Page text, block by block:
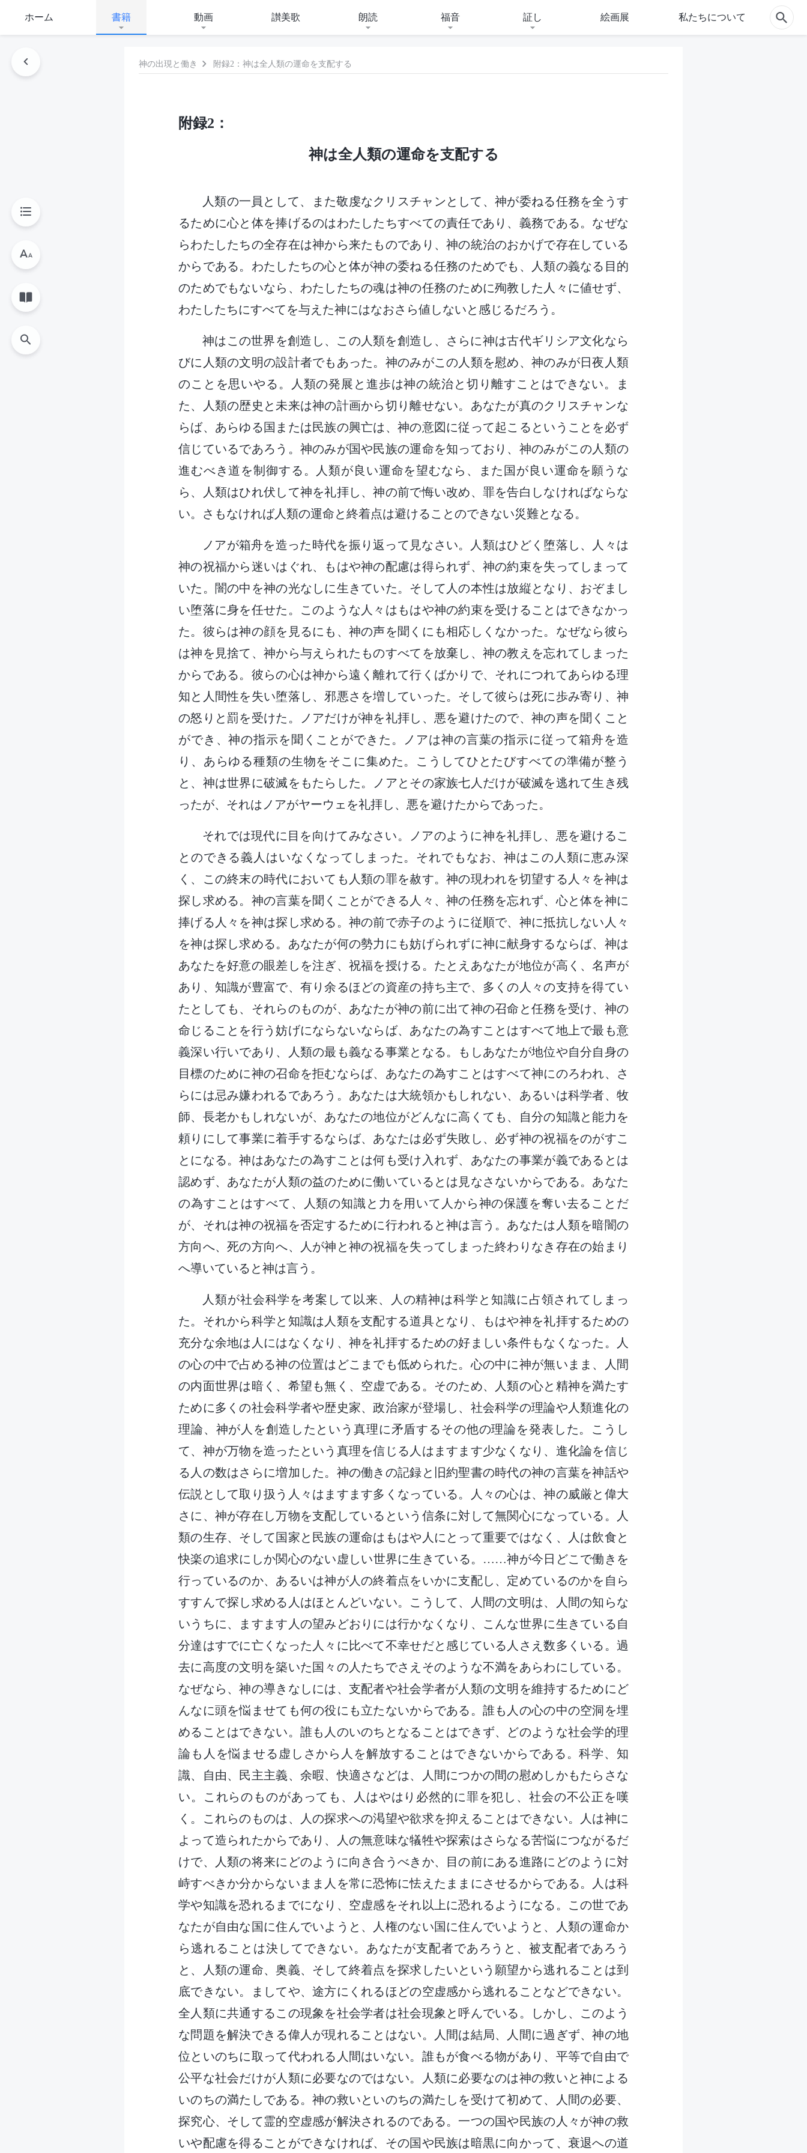
ホーム 書籍 動画 讃美歌 朗読 福音 証し 絵画展 私たちについて
神の出現と働き 附録2：神は全人類の運命を支配する
附録2：
神は全人類の運命を支配する
人類の一員として、また敬虔なクリスチャンとして、神が委ねる任務を全うす
るために心と体を捧げるのはわたしたちすべての責任であり、義務である。なぜな
らわたしたちの全存在は神から来たものであり、神の統治のおかげで存在している
からである。わたしたちの心と体が神の委ねる任務のためでも、人類の義なる目的
のためでもないなら、わたしたちの魂は神の任務のために殉教した人々に値せず、
わたしたちにすべてを与えた神にはなおさら値しないと感じるだろう。
神はこの世界を創造し、この人類を創造し、さらに神は古代ギリシア文化なら
びに人類の文明の設計者でもあった。神のみがこの人類を慰め、神のみが日夜人類
のことを思いやる。人類の発展と進歩は神の統治と切り離すことはできない。ま
た、人類の歴史と未来は神の計画から切り離せない。あなたが真のクリスチャンな
らば、あらゆる国または民族の興亡は、神の意図に従って起こるということを必ず
信じているであろう。神のみが国や民族の運命を知っており、神のみがこの人類の
進むべき道を制御する。人類が良い運命を望むなら、また国が良い運命を願うな
ら、人類はひれ伏して神を礼拝し、神の前で悔い改め、罪を告白しなければならな
い。さもなければ人類の運命と終着点は避けることのできない災難となる。
ノアが箱舟を造った時代を振り返って見なさい。人類はひどく堕落し、人々は
神の祝福から迷いはぐれ、もはや神の配慮は得られず、神の約束を失ってしまって
いた。闇の中を神の光なしに生きていた。そして人の本性は放縦となり、おぞまし
い堕落に身を任せた。このような人々はもはや神の約束を受けることはできなかっ
た。彼らは神の顔を見るにも、神の声を聞くにも相応しくなかった。なぜなら彼ら
は神を見捨て、神から与えられたものすべてを放棄し、神の教えを忘れてしまった
からである。彼らの心は神から遠く離れて行くばかりで、それにつれてあらゆる理
知と人間性を失い堕落し、邪悪さを増していった。そして彼らは死に歩み寄り、神
の怒りと罰を受けた。ノアだけが神を礼拝し、悪を避けたので、神の声を聞くこと
ができ、神の指示を聞くことができた。ノアは神の言葉の指示に従って箱舟を造
り、あらゆる種類の生物をそこに集めた。こうしてひとたびすべての準備が整う
と、神は世界に破滅をもたらした。ノアとその家族七人だけが破滅を逃れて生き残
ったが、それはノアがヤーウェを礼拝し、悪を避けたからであった。
それでは現代に目を向けてみなさい。ノアのように神を礼拝し、悪を避けるこ
とのできる義人はいなくなってしまった。それでもなお、神はこの人類に恵み深
く、この終末の時代においても人類の罪を赦す。神の現われを切望する人々を神は
探し求める。神の言葉を聞くことができる人々、神の任務を忘れず、心と体を神に
捧げる人々を神は探し求める。神の前で赤子のように従順で、神に抵抗しない人々
を神は探し求める。あなたが何の勢力にも妨げられずに神に献身するならば、神は
あなたを好意の眼差しを注ぎ、祝福を授ける。たとえあなたが地位が高く、名声が
あり、知識が豊富で、有り余るほどの資産の持ち主で、多くの人々の支持を得てい
たとしても、それらのものが、あなたが神の前に出て神の召命と任務を受け、神の
命じることを行う妨げにならないならば、あなたの為すことはすべて地上で最も意
義深い行いであり、人類の最も義なる事業となる。もしあなたが地位や自分自身の
目標のために神の召命を拒むならば、あなたの為すことはすべて神にのろわれ、さ
らには忌み嫌われるであろう。あなたは大統領かもしれない、あるいは科学者、牧
師、長老かもしれないが、あなたの地位がどんなに高くても、自分の知識と能力を
頼りにして事業に着手するならば、あなたは必ず失敗し、必ず神の祝福をのがすこ
とになる。神はあなたの為すことは何も受け入れず、あなたの事業が義であるとは
認めず、あなたが人類の益のために働いているとは見なさないからである。あなた
の為すことはすべて、人類の知識と力を用いて人から神の保護を奪い去ることだ
が、それは神の祝福を否定するために行われると神は言う。あなたは人類を暗闇の
方向へ、死の方向へ、人が神と神の祝福を失ってしまった終わりなき存在の始まり
へ導いていると神は言う。
人類が社会科学を考案して以来、人の精神は科学と知識に占領されてしまっ
た。それから科学と知識は人類を支配する道具となり、もはや神を礼拝するための
充分な余地は人にはなくなり、神を礼拝するための好ましい条件もなくなった。人
の心の中で占める神の位置はどこまでも低められた。心の中に神が無いまま、人間
の内面世界は暗く、希望も無く、空虚である。そのため、人類の心と精神を満たす
ために多くの社会科学者や歴史家、政治家が登場し、社会科学の理論や人類進化の
理論、神が人を創造したという真理に矛盾するその他の理論を発表した。こうし
て、神が万物を造ったという真理を信じる人はますます少なくなり、進化論を信じ
る人の数はさらに増加した。神の働きの記録と旧約聖書の時代の神の言葉を神話や
伝説として取り扱う人々はますます多くなっている。人々の心は、神の威厳と偉大
さに、神が存在し万物を支配しているという信条に対して無関心になっている。人
類の生存、そして国家と民族の運命はもはや人にとって重要ではなく、人は飲食と
快楽の追求にしか関心のない虚しい世界に生きている。……神が今日どこで働きを
行っているのか、あるいは神が人の終着点をいかに支配し、定めているのかを自ら
すすんで探し求める人はほとんどいない。こうして、人間の文明は、人間の知らな
いうちに、ますます人の望みどおりには行かなくなり、こんな世界に生きている自
分達はすでに亡くなった人々に比べて不幸せだと感じている人さえ数多くいる。過
去に高度の文明を築いた国々の人たちでさえそのような不満をあらわにしている。
なぜなら、神の導きなしには、支配者や社会学者が人類の文明を維持するためにど
んなに頭を悩ませても何の役にも立たないからである。誰も人の心の中の空洞を埋
めることはできない。誰も人のいのちとなることはできず、どのような社会学的理
論も人を悩ませる虚しさから人を解放することはできないからである。科学、知
識、自由、民主主義、余暇、快適さなどは、人間につかの間の慰めしかもたらさな
い。これらのものがあっても、人はやはり必然的に罪を犯し、社会の不公正を嘆
く。これらのものは、人の探求への渇望や欲求を抑えることはできない。人は神に
よって造られたからであり、人の無意味な犠牲や探索はさらなる苦悩につながるだ
けで、人類の将来にどのように向き合うべきか、目の前にある進路にどのように対
峙すべきか分からないまま人を常に恐怖に怯えたままにさせるからである。人は科
学や知識を恐れるまでになり、空虚感をそれ以上に恐れるようになる。この世であ
なたが自由な国に住んでいようと、人権のない国に住んでいようと、人類の運命か
ら逃れることは決してできない。あなたが支配者であろうと、被支配者であろう
と、人類の運命、奥義、そして終着点を探求したいという願望から逃れることは到
底できない。ましてや、途方にくれるほどの空虚感から逃れることなどできない。
全人類に共通するこの現象を社会学者は社会現象と呼んでいる。しかし、このよう
な問題を解決できる偉人が現れることはない。人間は結局、人間に過ぎず、神の地
位といのちに取って代われる人間はいない。誰もが食べる物があり、平等で自由で
公平な社会だけが人類に必要なのではない。人類に必要なのは神の救いと神による
いのちの満たしである。神の救いといのちの満たしを受けて初めて、人間の必要、
探究心、そして霊的空虚感が解決されるのである。一つの国や民族の人々が神の救
いや配慮を得ることができなければ、その国や民族は暗黒に向かって、衰退への道